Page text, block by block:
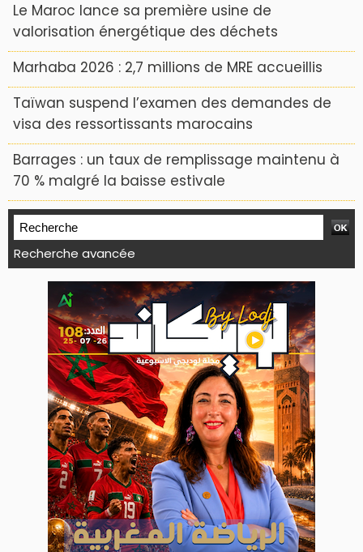
Le Maroc lance sa première usine de
valorisation énergétique des déchets
Marhaba 2026 : 2,7 millions de MRE accueillis
Taïwan suspend l’examen des demandes de
visa des ressortissants marocains
Barrages : un taux de remplissage maintenu à
70 % malgré la baisse estivale
Recherche avancée